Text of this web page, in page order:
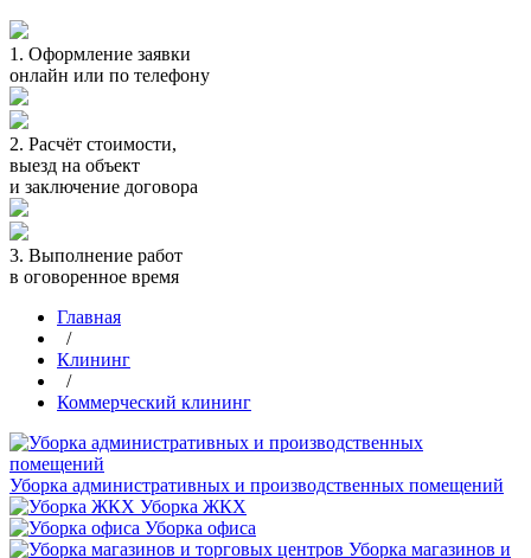
1. Оформление заявки
онлайн или по телефону
2. Расчёт стоимости,
выезд на объект
и заключение договора
3. Выполнение работ
в оговоренное время
Главная
/
Клининг
/
Коммерческий клининг
Уборка административных и производственных помещений
Уборка ЖКХ
Уборка офиса
Уборка магазинов и